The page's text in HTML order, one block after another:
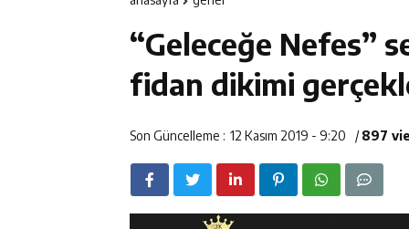
ETSO
12:14 Erzincan’da
12:13 Erzincan Erkek
17:03 Erzincan
“Geleceğe Nefes”
fidan dikimi
Son Güncelleme : 12 Kasım 2019 - 9:20 /897